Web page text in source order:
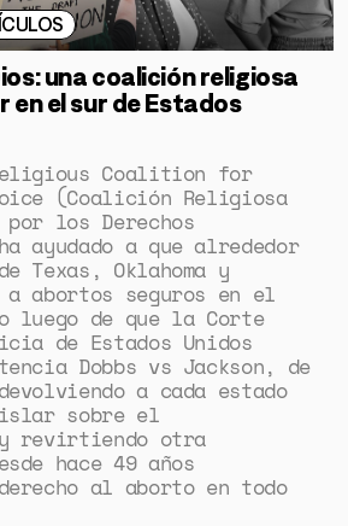
una coalición religiosa
el sur de Estados
Coalition for
(Coalición Religiosa
por los Derechos
ayudado a que alrededor
Texas, Oklahoma y
a abortos seguros en el
luego de que la Corte
de Estados Unidos
Dobbs vs Jackson, de
a cada estado
sobre el
revirtiendo otra
hace 49 años
al aborto en todo